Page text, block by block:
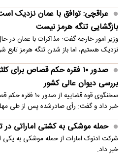
عراقچی: توافق با عمان نزدیک
بازگشایی تنگه هرمز نیست
وزیر امور خارجه گفت: مذاکرات با عمان در
نزدیک هستیم، اما باز شدن تنگه هرمز تابع
صدور ۱۰ فقره حکم قصاص برای
بررسی دیوان عالی کشور
سخنگوی قوه قضاییه
خبر داد و گفت: رأی صادرشده پس از طی
حمله موشکی به کشتی اماراتی در
شرکت ادنوک امارات از حمله موشکی به یکی
خبر داد.